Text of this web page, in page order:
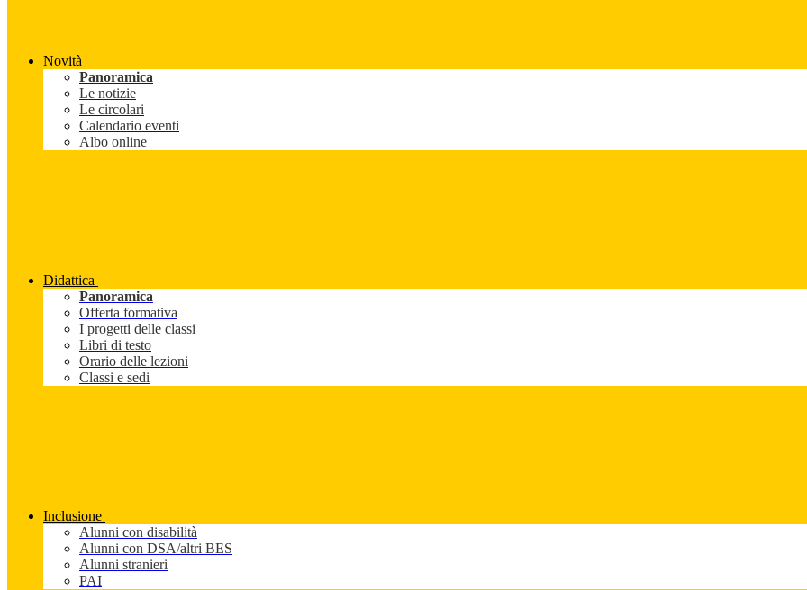
Novità
Panoramica
Le notizie
Le circolari
Calendario eventi
Albo online
Didattica
Panoramica
Offerta formativa
I progetti delle classi
Libri di testo
Orario delle lezioni
Classi e sedi
Inclusione
Alunni con disabilità
Alunni con DSA/altri BES
Alunni stranieri
PAI